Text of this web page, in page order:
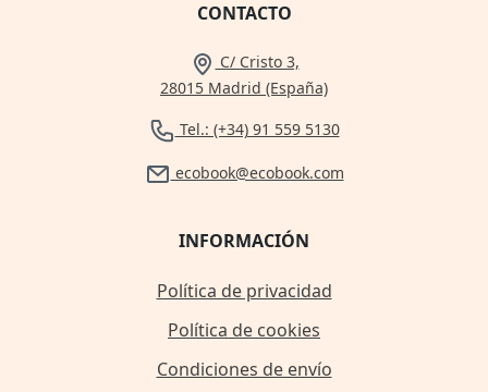
CONTACTO
C/ Cristo 3,
28015 Madrid (España)
Tel.: (+34) 91 559 5130
ecobook@ecobook.com
INFORMACIÓN
Política de privacidad
Política de cookies
Condiciones de envío